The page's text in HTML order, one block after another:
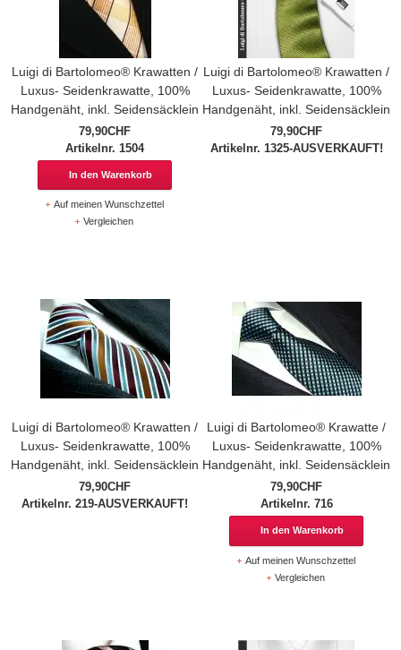
Luigi di Bartolomeo® Krawatten /
Luxus- Seidenkrawatte, 100%
Handgenäht, inkl. Seidensäcklein
79,90CHF
Artikelnr. 1504
In den Warenkorb
Auf meinen Wunschzettel
Vergleichen
Luigi di Bartolomeo® Krawatten /
Luxus- Seidenkrawatte, 100%
Handgenäht, inkl. Seidensäcklein
79,90CHF
Artikelnr. 1325-AUSVERKAUFT!
Luigi di Bartolomeo® Krawatten /
Luxus- Seidenkrawatte, 100%
Handgenäht, inkl. Seidensäcklein
79,90CHF
Artikelnr. 219-AUSVERKAUFT!
Luigi di Bartolomeo® Krawatte /
Luxus- Seidenkrawatte, 100%
Handgenäht, inkl. Seidensäcklein
79,90CHF
Artikelnr. 716
In den Warenkorb
Auf meinen Wunschzettel
Vergleichen